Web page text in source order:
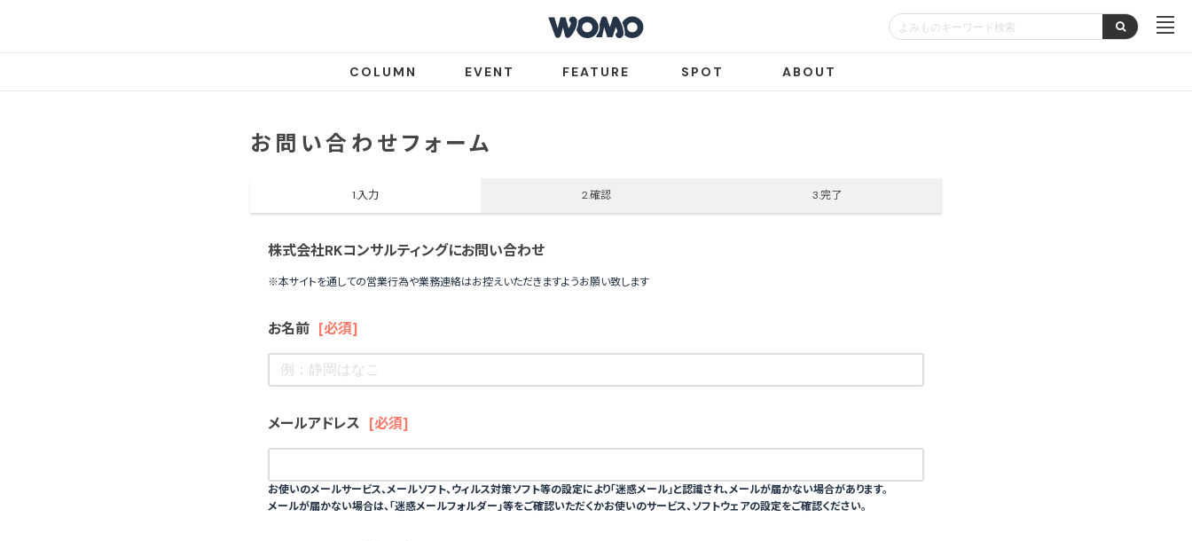
COLUMN EVENT FEATURE SPOT ABOUT
お問い合わせフォーム
1.入力 2.確認 3.完了
株式会社RKコンサルティングにお問い合わせ
※本サイトを通しての営業行為や業務連絡はお控えいただきますようお願い致します
お名前 [必須]
メールアドレス [必須]
お使いのメールサービス、メールソフト、ウィルス対策ソフト等の設定により「迷惑メール」と認識され、メールが届かない場合があります。
メールが届かない場合は、「迷惑メールフォルダー」等をご確認いただくかお使いのサービス、ソフトウェアの設定をご確認ください。